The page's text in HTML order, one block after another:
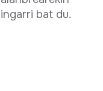
bat du.